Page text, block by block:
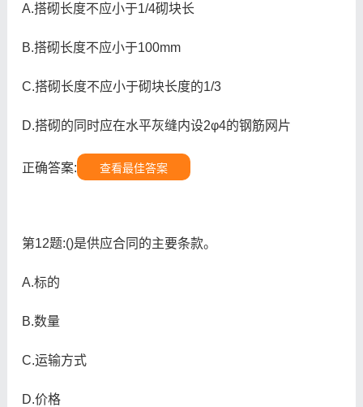
A.搭砌长度不应小于1/4砌块长
B.搭砌长度不应小于100mm
C.搭砌长度不应小于砌块长度的1/3
D.搭砌的同时应在水平灰缝内设2φ4的钢筋网片
正确答案: 查看最佳答案
第12题:()是供应合同的主要条款。
A.标的
B.数量
C.运输方式
D.价格